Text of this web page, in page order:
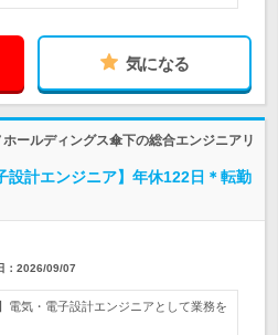
気になる
ールディングス傘下の総合エンジニアリ
設計エンジニア】年休122日＊転勤
： 2026/09/07
電気・電子設計エンジニアとして業務を